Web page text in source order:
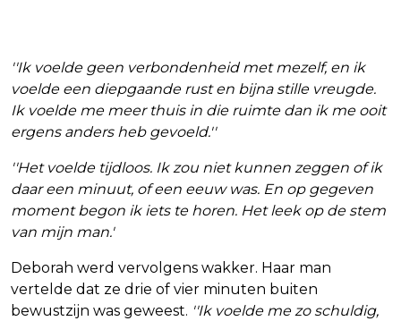
''Ik voelde geen verbondenheid met mezelf, en ik
voelde een diepgaande rust en bijna stille vreugde.
Ik voelde me meer thuis in die ruimte dan ik me ooit
ergens anders heb gevoeld.''
''Het voelde tijdloos. Ik zou niet kunnen zeggen of ik
daar een minuut, of een eeuw was. En op gegeven
moment begon ik iets te horen. Het leek op de stem
van mijn man.'
Deborah werd vervolgens wakker. Haar man
vertelde dat ze drie of vier minuten buiten
bewustzijn was geweest. ''Ik voelde me zo schuldig,